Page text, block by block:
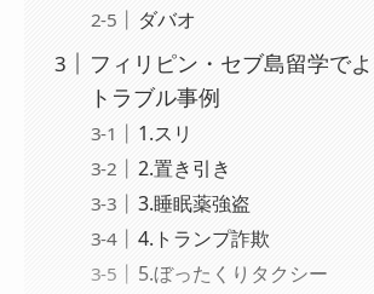
ダバオ
フィリピン・セブ島留学で
トラブル事例
1.スリ
2.置き引き
3.睡眠薬強盗
4.トランプ詐欺
5.ぼったくりタクシー